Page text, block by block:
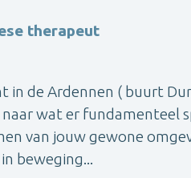
therapeut
in de Ardennen ( buurt
wat er fundamenteel
van jouw gewone
beweging...